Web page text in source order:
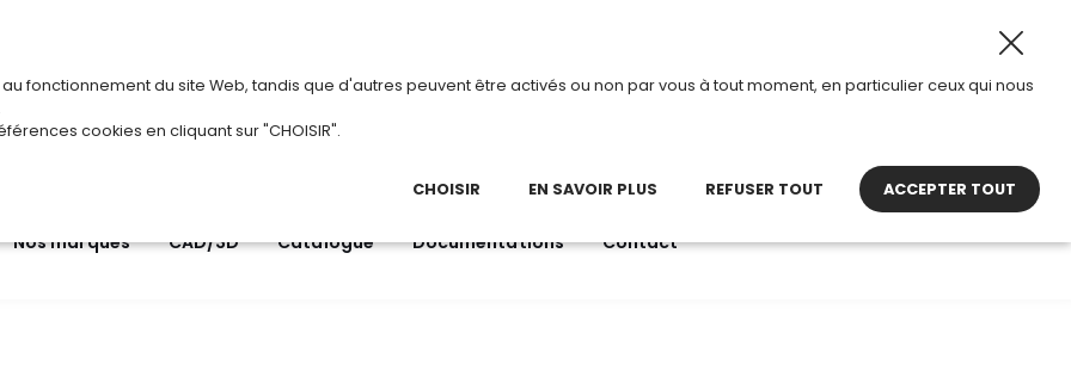
Du 3 au 28 août 2026, TDI passe en mode été. Horaires d’ouverture :
Nos marques CAD/3D Catalogue Documentations Contact
fonctionnement du site Web, tandis que d'autres peuvent être activés ou non par vous à tout moment, en particulier ceux qui nous
cookies en cliquant sur "CHOISIR".
CHOISIR EN SAVOIR PLUS REFUSER TOUT ACCEPTER TOUT